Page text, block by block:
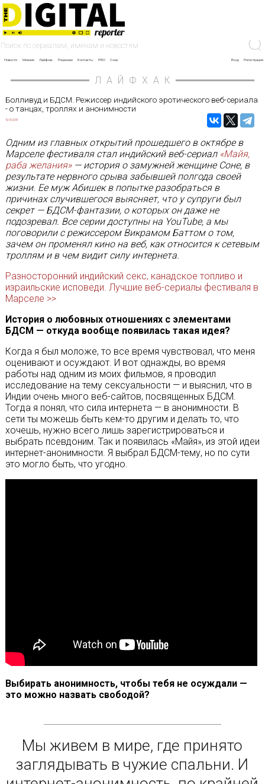
Новости Мнение Лайфхак Рецензии Контакты PRO О нас Вход Регистрация
ЛАЙФХАК
Болливуд и БДСМ. Режиссер индийского эротического веб-сериала
- о танцах, троллях и анонимности
15/01/2018
Одним из главных открытий прошедшего в октябре в
Марселе фестиваля стал индийский веб-сериал «Майя,
раба желания»— история о замужней женщине Соне, в
результате нервного срыва забывшей полгода своей
жизни. Ее муж Абишек в попытке разобраться в
причинах случившегося выясняет, что у супруги был
секрет — БДСМ-фантазии, о которых он даже не
подозревал. Все серии доступны на YouTube, а мы
поговорили с режиссером Викрамом Баттом о том,
зачем он променял кино на веб, как относится к сетевым
троллям и в чем видит силу интернета.
Разносторонний индийский секс, канадское топливо и
израильские исповеди. Лучшие веб-сериалы фестиваля в
Марселе >>
История о любовных отношениях с элементами
БДСМ — откуда вообще появилась такая идея?
Когда я был моложе, то все время чувствовал, что меня
оценивают и осуждают. И вот однажды, во время
работы над одним из моих фильмов, я проводил
исследование на тему сексуальности — и выяснил, что в
Индии очень много веб-сайтов, посвященных БДСМ.
Тогда я понял, что сила интернета — в анонимности. В
сети ты можешь быть кем-то другим и делать то, что
хочешь, нужно всего лишь зарегистрироваться и
выбрать псевдоним. Так и появилась «Майя», из этой идеи
интернет-анонимности. Я выбрал БДСМ-тему, но по сути
это могло быть, что угодно.
Выбирать анонимность, чтобы тебя не осуждали —
это можно назвать свободой?
Мы живем в мире, где принято
заглядывать в чужие спальни. И